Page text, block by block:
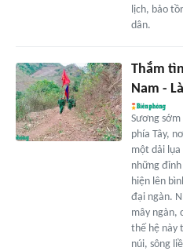
lịch, bảo
dân.
Thắm
Nam -
Sương
phía Tây,
một dải
những
hiện lên
đại ngàn.
mây ngàn,
thế hệ này
núi, sông